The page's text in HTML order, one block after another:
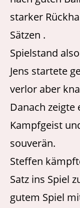
starker
Sätzen .
Spielstand
Jens startete
verlor aber
Danach
Kampfgeist
souverän.
Steffen
Satz ins Spiel
gutem Spiel